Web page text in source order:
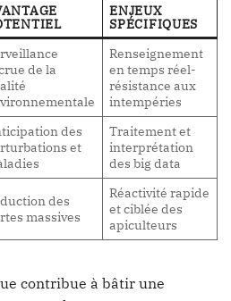
ENJEUX
SPÉCIFIQUES
de la
Renseignement
en temps réel-
résistance aux
intempéries
des
et
Traitement et
interprétation
des big data
des
massives
Réactivité rapide
et ciblée des
apiculteurs
contribue à bâtir une